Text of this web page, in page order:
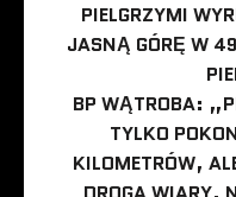
PIELGRZYMI
JASNĄ GÓRĘ W
BP WĄTROBA:
TYLKO
KILOMETRÓW,